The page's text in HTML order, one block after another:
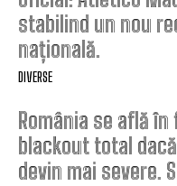
stabilind un nou
națională.
DIVERSE
România se află
blackout total
devin mai severe.